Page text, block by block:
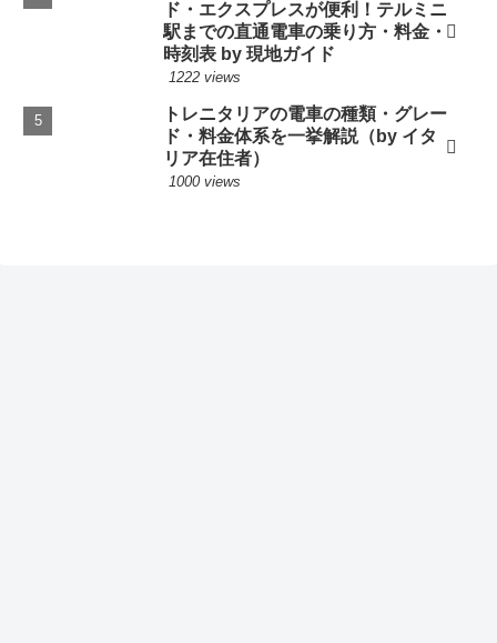
ド・エクスプレスが便利！テルミニ
駅までの直通電車の乗り方・料金・
時刻表 by 現地ガイド
1222 views
トレニタリアの電車の種類・グレー
ド・料金体系を一挙解説（by イタ
リア在住者）
1000 views